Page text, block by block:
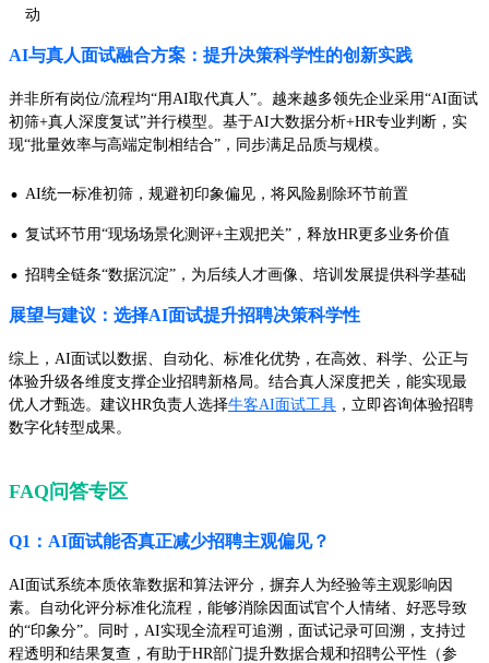
动
AI与真人面试融合方案：提升决策科学性的创新实践
并非所有岗位/流程均“用AI取代真人”。越来越多领先企业采用“AI面试
初筛+真人深度复试”并行模型。基于AI大数据分析+HR专业判断，实
现“批量效率与高端定制相结合”，同步满足品质与规模。
· AI统一标准初筛，规避初印象偏见，将风险剔除环节前置
· 复试环节用“现场场景化测评+主观把关”，释放HR更多业务价值
· 招聘全链条“数据沉淀”，为后续人才画像、培训发展提供科学基础
展望与建议：选择AI面试提升招聘决策科学性
综上，AI面试以数据、自动化、标准化优势，在高效、科学、公正与
体验升级各维度支撑企业招聘新格局。结合真人深度把关，能实现最
优人才甄选。建议HR负责人选择牛客AI面试工具 ，立即咨询体验招聘
数字化转型成果。
FAQ问答专区
Q1：AI面试能否真正减少招聘主观偏见？
AI面试系统本质依靠数据和算法评分，摒弃人为经验等主观影响因
素。自动化评分标准化流程，能够消除因面试官个人情绪、好恶导致
的“印象分”。同时，AI实现全流程可追溯，面试记录可回溯，支持过
程透明和结果复查，有助于HR部门提升数据合规和招聘公平性（参